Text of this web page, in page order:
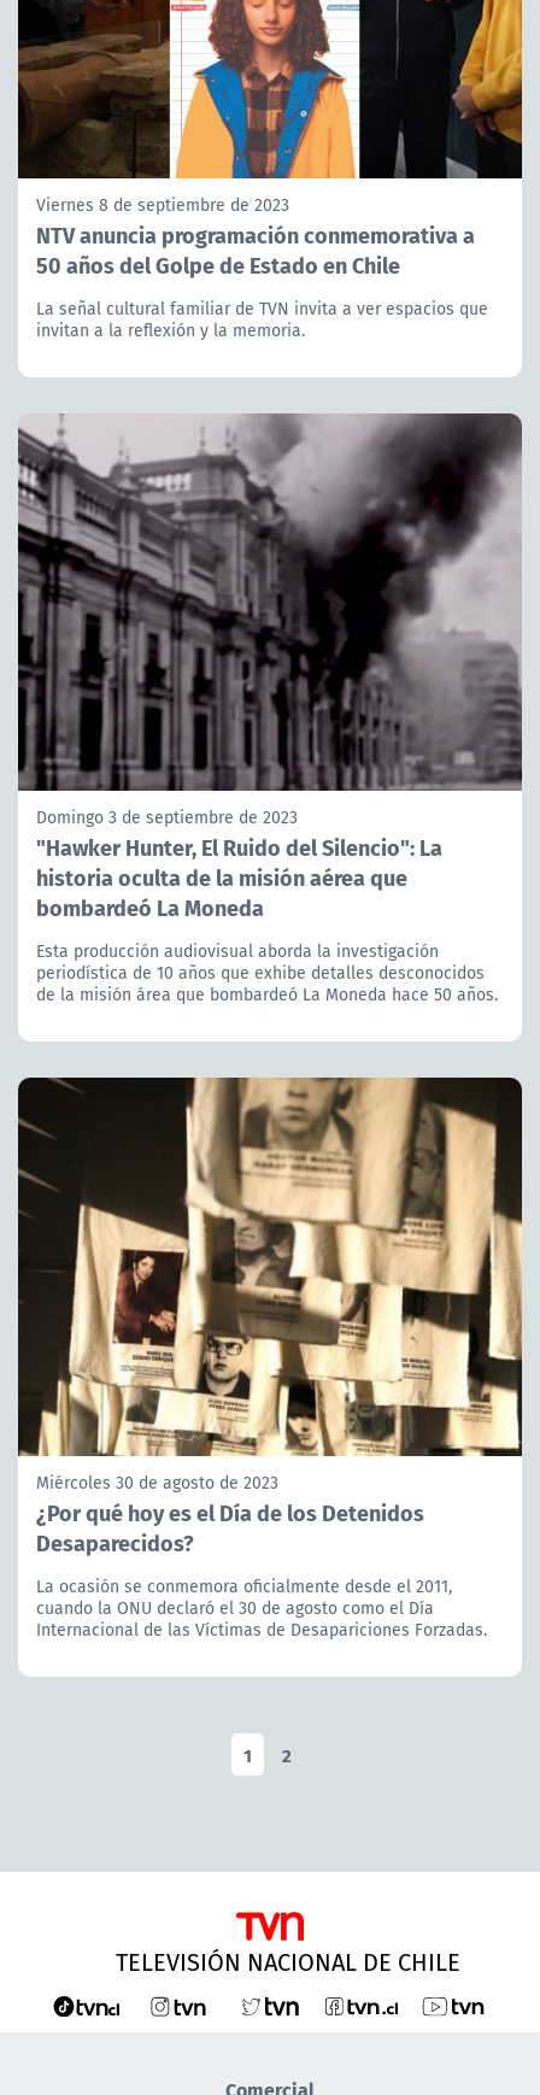
Viernes 8 de septiembre de 2023
NTV anuncia programación conmemorativa a
50 años del Golpe de Estado en Chile
La señal cultural familiar de TVN invita a ver espacios que
invitan a la reflexión y la memoria.
Domingo 3 de septiembre de 2023
"Hawker Hunter, El Ruido del Silencio": La
historia oculta de la misión aérea que
bombardeó La Moneda
Esta producción audiovisual aborda la investigación
periodística de 10 años que exhibe detalles desconocidos
de la misión área que bombardeó La Moneda hace 50 años.
Miércoles 30 de agosto de 2023
¿Por qué hoy es el Día de los Detenidos
Desaparecidos?
La ocasión se conmemora oficialmente desde el 2011,
cuando la ONU declaró el 30 de agosto como el Día
Internacional de las Víctimas de Desapariciones Forzadas.
1 2
TELEVISIÓN NACIONAL DE CHILE